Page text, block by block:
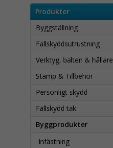
Produkter
Byggställning
Fallskyddsutrustning
Verktyg, bälten & hållare
Stämp & Tillbehör
Personligt skydd
Fallskydd tak
Byggprodukter
Infästning